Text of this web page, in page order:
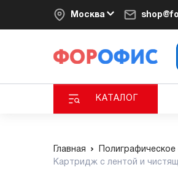
Москва
КАТАЛОГ
Главная
Картридж с лентой и